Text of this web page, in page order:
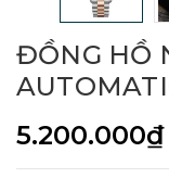
ĐỒNG HỒ
5.200.000₫